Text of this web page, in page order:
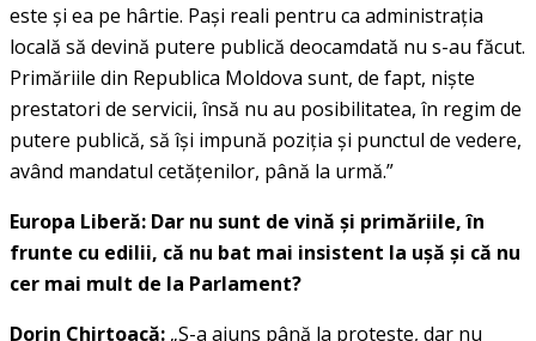
este şi ea pe hârtie. Paşi reali pentru ca administraţia
locală să devină putere publică deocamdată nu s-au făcut.
Primăriile din Republica Moldova sunt, de fapt, nişte
prestatori de servicii, însă nu au posibilitatea, în regim de
putere publică, să îşi impună poziţia şi punctul de vedere,
având mandatul cetăţenilor, până la urmă.”
Europa Liberă: Dar nu sunt de vină şi primăriile, în
frunte cu edilii, că nu bat mai insistent la uşă şi că nu
cer mai mult de la Parlament?
Dorin Chirtoacă: „S-a ajuns până la proteste, dar nu